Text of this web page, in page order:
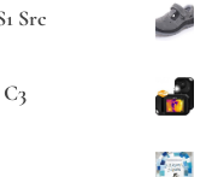
Src